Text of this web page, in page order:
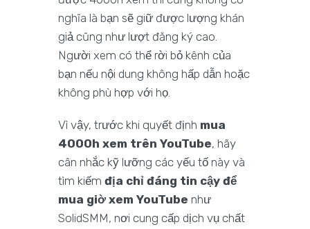
nghĩa là bạn sẽ giữ được lượng khán
giả cũng như lượt đăng ký cao.
Người xem có thể rời bỏ kênh của
bạn nếu nội dung không hấp dẫn hoặc
không phù hợp với họ.
Vì vậy, trước khi quyết định mua
4000h xem trên YouTube, hãy
cân nhắc kỹ lưỡng các yếu tố này và
tìm kiếm địa chỉ đáng tin cậy để
mua giờ xem YouTube như
SolidSMM, nơi cung cấp dịch vụ chất